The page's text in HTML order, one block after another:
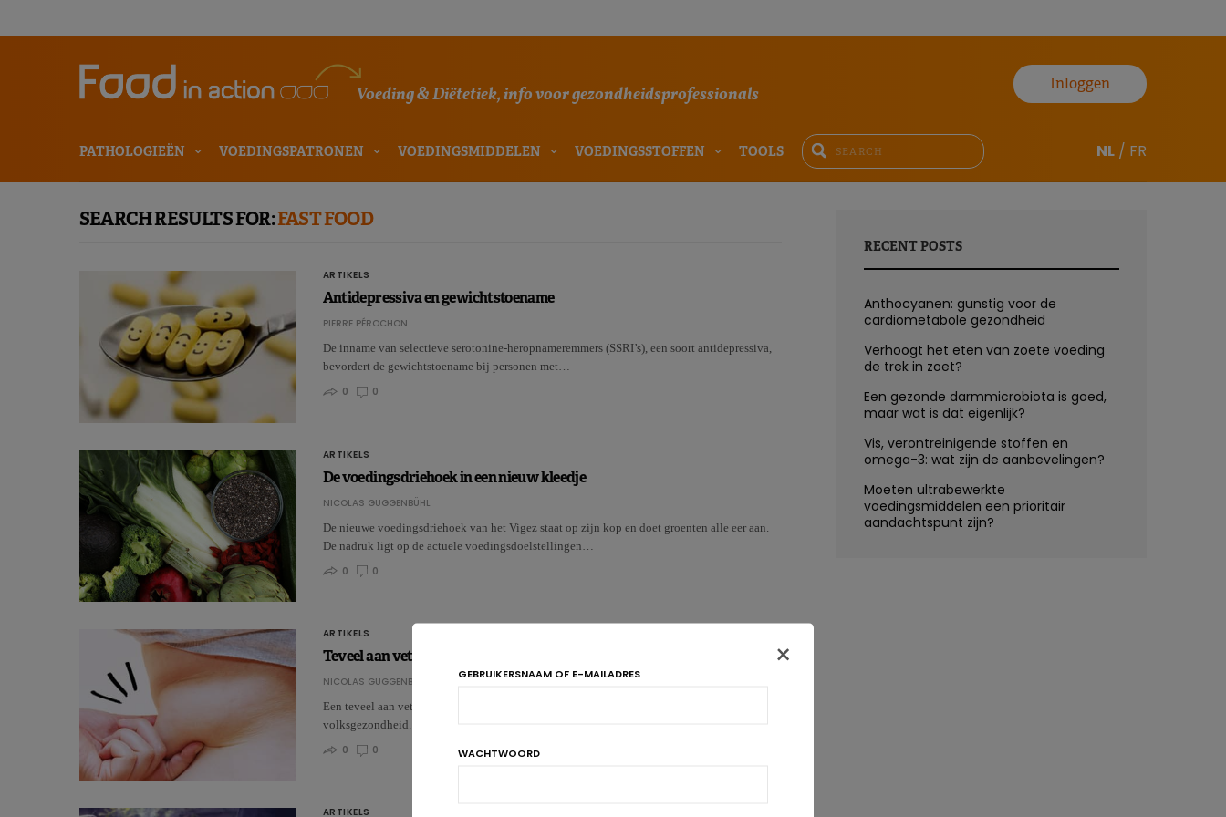
Voeding & Diëtetiek, info voor gezondheidsprofessionals
Inloggen
PATHOLOGIEËN VOEDINGSPATRONEN VOEDINGSMIDDELEN VOEDINGSSTOFFEN TOOLS NL / FR
SEARCH RESULTS FOR:FAST FOOD
ARTIKELS
Antidepressiva en gewichtstoename
PIERRE PÉROCHON
De inname van selectieve serotonine-heropnameremmers (SSRI’s), een soort antidepressiva,
bevordert de gewichtstoename bij personen met…
0
0
ARTIKELS
De voedingsdriehoek in een nieuw kleedje
NICOLAS GUGGENBÜHL
De nieuwe voedingsdriehoek van het Vigez staat op zijn kop en doet groenten alle eer aan.
De nadruk ligt op de actuele voedingsdoelstellingen…
0
0
ARTIKELS
Teveel aan vet vormt een bedreiging in ontwikkelde landen
NICOLAS GUGGENBÜHL
Een teveel aan vetmassa is nog meer dan overgewicht een tikkende tijdbom voor de
volksgezondheid. Daarvan getuigt ook…
0
0
ARTIKELS
RECENT POSTS
Anthocyanen: gunstig voor de
cardiometabole gezondheid
Verhoogt het eten van zoete voeding
de trek in zoet?
Een gezonde darmmicrobiota is goed,
maar wat is dat eigenlijk?
Vis, verontreinigende stoffen en
omega-3: wat zijn de aanbevelingen?
Moeten ultrabewerkte
voedingsmiddelen een prioritair
aandachtspunt zijn?
×
GEBRUIKERSNAAM OF E-MAILADRES
WACHTWOORD